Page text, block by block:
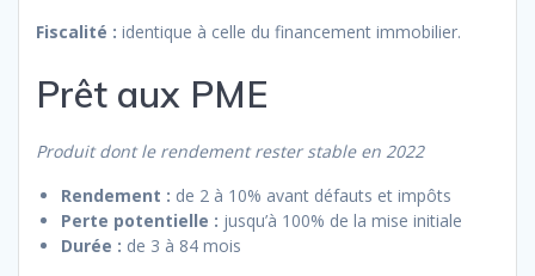
Fiscalité : identique à celle du financement immobilier.
Prêt aux PME
Produit dont le rendement rester stable en 2022
Rendement : de 2 à 10% avant défauts et impôts
Perte potentielle : jusqu’à 100% de la mise initiale
Durée : de 3 à 84 mois